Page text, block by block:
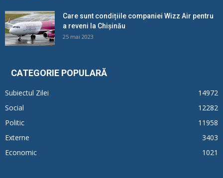
Care sunt condițiile companiei Wizz Air pentru
a reveni la Chișinău
25 mai 2023
CATEGORIE POPULARĂ
Subiectul Zilei
14972
Social
12282
Politic
11958
Externe
3403
Economic
1021